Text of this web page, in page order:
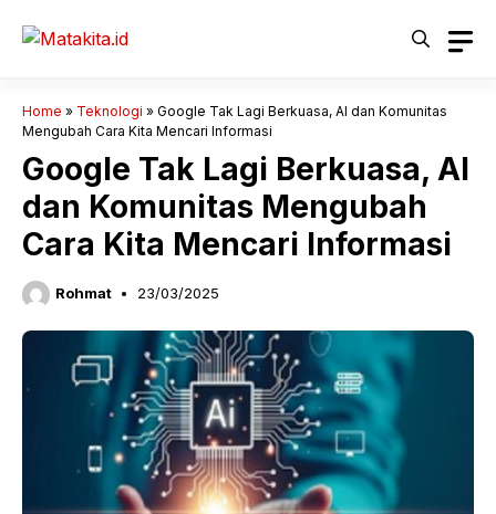
Home » Teknologi » Google Tak Lagi Berkuasa, AI dan Komunitas
Mengubah Cara Kita Mencari Informasi
Google Tak Lagi Berkuasa, AI
dan Komunitas Mengubah
Cara Kita Mencari Informasi
Rohmat 23/03/2025